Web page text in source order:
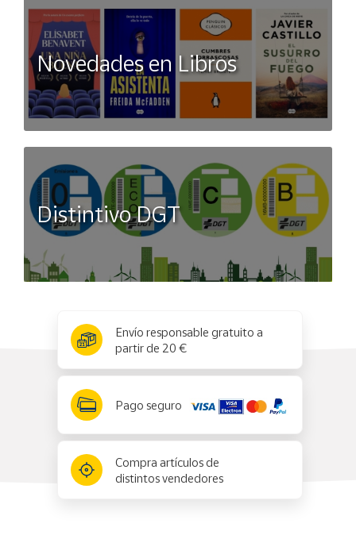
Novedades en Libros
Distintivo DGT
Envío responsable gratuito a
partir de 20 €
Pago seguro
Compra artículos de
distintos vendedores